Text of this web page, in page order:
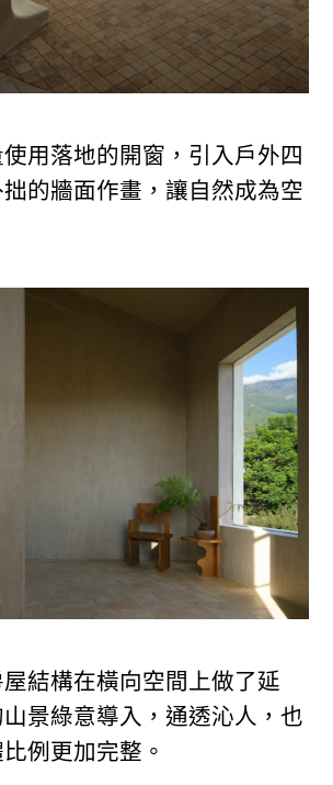
用落地的開窗，引入戶外四
的牆面作畫，讓自然成為空
結構在橫向空間上做了延
景綠意導入，通透沁人，也
例更加完整。